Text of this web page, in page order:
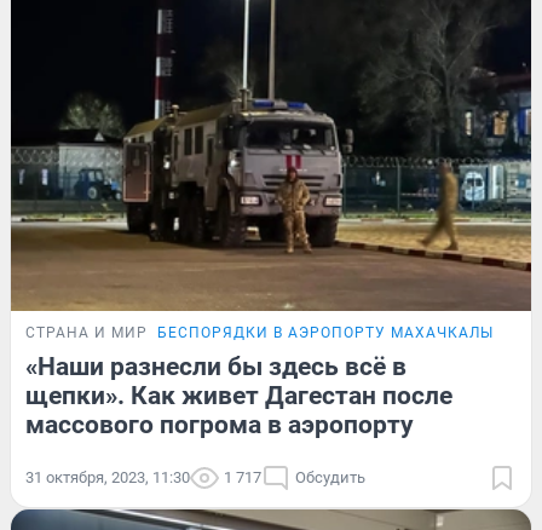
СТРАНА И МИР БЕСПОРЯДКИ В АЭРОПОРТУ МАХАЧКАЛЫ
«Наши разнесли бы здесь всё в
щепки». Как живет Дагестан после
массового погрома в аэропорту
31 октября, 2023, 11:30 1 717 Обсудить